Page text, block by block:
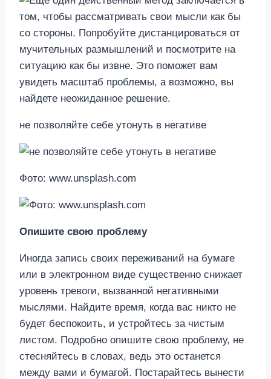
не позволяйте себе утонуть в негативе
Фото: www.unsplash.com
Опишите свою проблему
Иногда запись своих переживаний на бумаге
или в электронном виде существенно снижает
уровень тревоги, вызванной негативными
мыслями. Найдите время, когда вас никто не
будет беспокоить, и устройтесь за чистым
листом. Подробно опишите свою проблему, не
стесняйтесь в словах, ведь это останется
между вами и бумагой. Постарайтесь вынести